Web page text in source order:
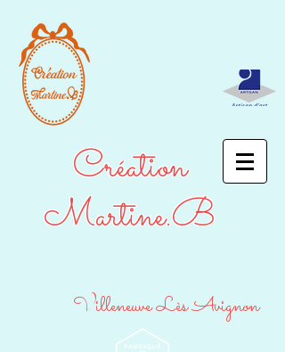
Création
Martine.B
Villeneuve Lès Avignon